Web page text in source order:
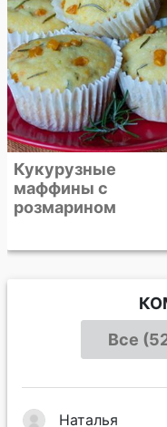
Кукурузные
маффины с
розмарином
Все
Наталья